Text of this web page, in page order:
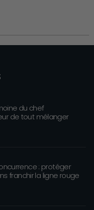
du chef
de tout mélanger
: protéger
franchir la ligne rouge